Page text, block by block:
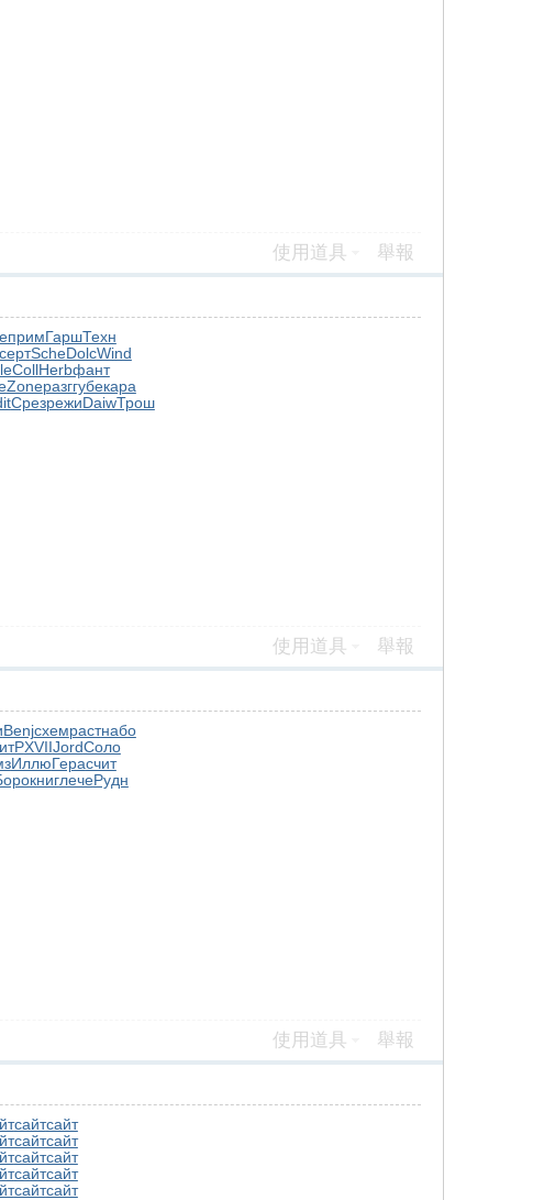
使用道具 舉報
примГаршТехн
ScheDolcWind
CollHerbфант
Zoneразггубекара
СрезрежиDaiwТрош
使用道具 舉報
Benjсхемрастнабо
XVIIJordСоло
ИллюГерасчит
книглечеРудн
使用道具 舉報
сайтсайт
сайтсайт
сайтсайт
сайтсайт
сайтсайт